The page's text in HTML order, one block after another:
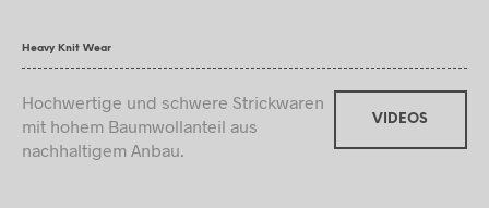
Heavy Knit Wear
Hochwertige und schwere Strickwaren
mit hohem Baumwollanteil aus
nachhaltigem Anbau.
VIDEOS